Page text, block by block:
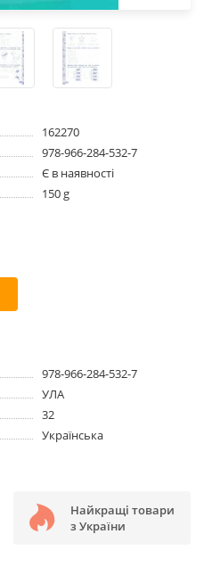
162270
978-966-284-532-7
Є в наявності
150 g
978-966-284-532-7
УЛА
32
Українська
Найкращі товари
з України